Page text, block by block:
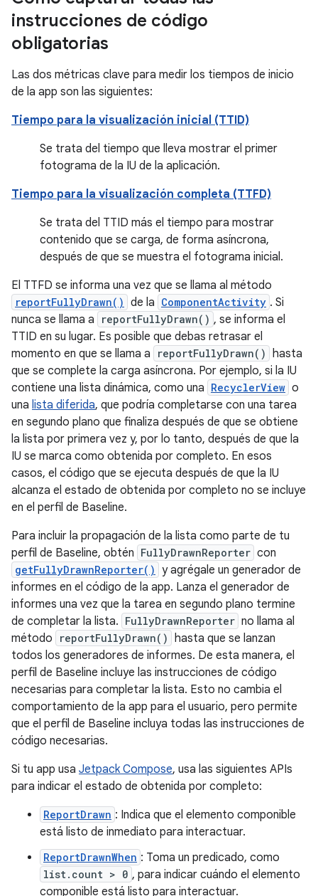
instrucciones de código
obligatorias
Las dos métricas clave para medir los tiempos de inicio
de la app son las siguientes:
Tiempo para la visualización inicial (TTID)
Se trata del tiempo que lleva mostrar el primer
fotograma de la IU de la aplicación.
Tiempo para la visualización completa (TTFD)
Se trata del TTID más el tiempo para mostrar
contenido que se carga, de forma asíncrona,
después de que se muestra el fotograma inicial.
El TTFD se informa una vez que se llama al método
reportFullyDrawn() de la ComponentActivity . Si
nunca se llama a
reportFullyDrawn() , se informa el
TTID en su lugar. Es posible que debas retrasar el
momento en que se llama a
reportFullyDrawn()
hasta
que se complete la carga asíncrona. Por ejemplo, si la IU
contiene una lista dinámica, como una RecyclerView o
una lista diferida, que podría completarse con una tarea
en segundo plano que finaliza después de que se obtiene
la lista por primera vez y, por lo tanto, después de que la
IU se marca como obtenida por completo. En esos
casos, el código que se ejecuta después de que la IU
alcanza el estado de obtenida por completo no se incluye
en el perfil de Baseline.
Para incluir la propagación de la lista como parte de tu
perfil de Baseline, obtén FullyDrawnReporter con
getFullyDrawnReporter() y agrégale un generador de
informes en el código de la app. Lanza el generador de
informes una vez que la tarea en segundo plano termine
de completar la lista. FullyDrawnReporter no llama al
método
reportFullyDrawn()
hasta que se lanzan
todos los generadores de informes. De esta manera, el
perfil de Baseline incluye las instrucciones de código
necesarias para completar la lista. Esto no cambia el
comportamiento de la app para el usuario, pero permite
que el perfil de Baseline incluya todas las instrucciones de
código necesarias.
Si tu app usa Jetpack Compose, usa las siguientes APIs
para indicar el estado de obtenida por completo:
ReportDrawn : Indica que el elemento componible
está listo de inmediato para interactuar.
ReportDrawnWhen : Toma un predicado, como
list.count > 0 , para indicar cuándo el elemento
componible está listo para interactuar.